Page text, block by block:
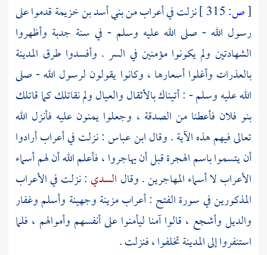
[ص: نزلت في أعراب منبني أسد بن خزيمةقدموا على
رسول الله - صلى الله عليه وسلم - في سنة جدبة وأظهروا
الشهادتين ولم يكونوا مؤمنين في السر . وأفسدوا طرق المدينة
بالعذرات وأغلوا أسعارها ، وكانوا يقولون لرسول الله - صلى
الله عليه وسلم - : أتيناك بالأثقال والعيال ولم نقاتلك كما قاتلك
بنو فلان فأعطنا من الصدقة ، وجعلوا يمنون عليه فأنزل الله
تعالى فيهم هذه الآية . وقالابن عباس: نزلت في أعراب أرادوا
أن يتسموا باسم الهجرة قبل أن يهاجروا ، فأعلم الله أن لهم أسماء
الأعراب لا أسماء المهاجرين . وقال السدي : نزلت في الأعراب
المذكورين في سورة الفتح : أعرابمزينةوجهينة وأسلموغفار
والديلوأشجع ، قالوا آمنا ليأمنوا على أنفسهم وأموالهم ، فلما
استنفروا إلىالمدينةتخلفوا ، فنزلت .